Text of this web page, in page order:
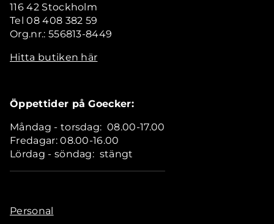
116 42 Stockholm
Tel 08 408 382 59
Org.nr.: 556813-8449
Hitta butiken här
Öppettider på Goecker:
Måndag - torsdag: 08.00-17.00
Fredagar: 08.00-16.00
Lördag - söndag: stängt
Personal